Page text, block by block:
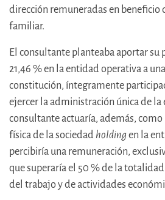
dirección remuneradas en beneficio
familiar.
El consultante planteaba aportar su
21,46 % en la entidad operativa a una
constitución, íntegramente
ejercer la administración única de la
consultante actuaría, además,
física de la sociedad holding en la
percibiría una remuneración,
que superaría el 50 % de la
del trabajo y de actividades